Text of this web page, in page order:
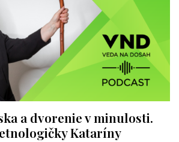
a dvorenie v minulosti.
Kataríny